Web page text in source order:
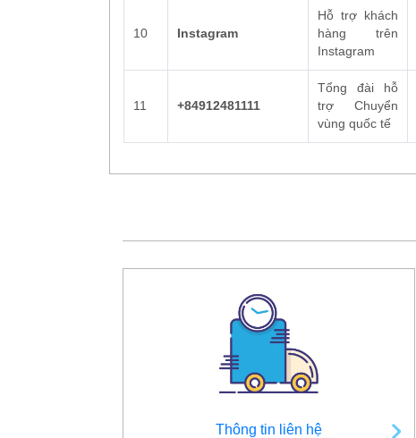
10 Instagram
Hỗ trợ khách
hàng trên
Instagram
11 +84912481111
Tổng đài hỗ
trợ Chuyển
vùng quốc tế
Thông tin liên hệ